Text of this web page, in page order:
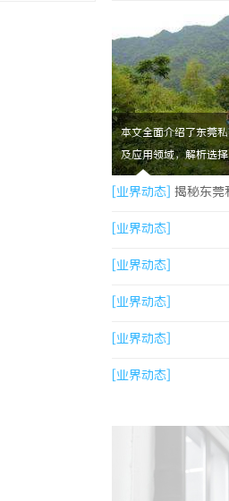
本文全面介绍了东莞
及应用领域，解析选
[业界动态] 揭秘东莞
用领域详解
[业界动态]
[业界动态]
[业界动态]
[业界动态]
[业界动态]